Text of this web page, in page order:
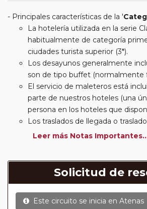
Principales características de la '
La hotelería utilizada en la serie
habitualmente de categoría
ciudades turista superior (3*).
Los desayunos generalmente
son de tipo buffet (normalmente
El servicio de maleteros está
parte de nuestros hoteles (una
persona en los hoteles que
Los traslados de llegada o
estarán incluidos según itinerario.
suplemento de media pensión
En muchos itinerarios le incluimos
circuitos clásicos Europeos
Leer más Notas
Solicitud de
Este circuito se inicia en Atenas